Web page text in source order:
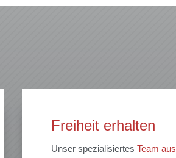
Freiheit erhalten
Unser spezialisiertes Team aus